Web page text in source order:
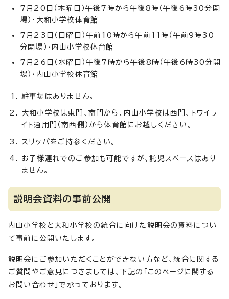
7月20日（木曜日）午後7時から午後8時（午後6時30分開
場）・大和小学校体育館
7月23日（日曜日）午前10時から午前11時（午前9時30
分開場）・内山小学校体育館
7月26日（水曜日）午後7時から午後8時（午後6時30分開
場）・内山小学校体育館
駐車場はありません。
大和小学校は東門、南門から、内山小学校は西門、トワイラ
イト通用門（南西側）から体育館にお越しください。
スリッパをご持参ください。
お子様連れでのご参加も可能ですが、託児スペースはあり
ません。
説明会資料の事前公開
内山小学校と大和小学校の統合に向けた説明会の資料につい
て事前に公開いたします。
説明会にご参加いただくことができない方など、統合に関する
ご質問やご意見につきましては、下記の「このページに関する
お問い合わせ」で承っております。